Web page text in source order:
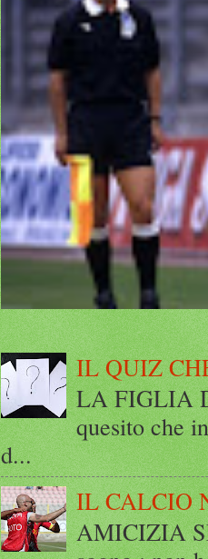
IL QUIZ
LA FIGLIA
quesito che
d...
IL CALCIO
AMICIZIA